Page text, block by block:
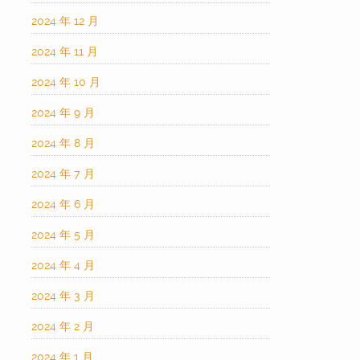
2024 年 12 月
2024 年 11 月
2024 年 10 月
2024 年 9 月
2024 年 8 月
2024 年 7 月
2024 年 6 月
2024 年 5 月
2024 年 4 月
2024 年 3 月
2024 年 2 月
2024 年 1 月